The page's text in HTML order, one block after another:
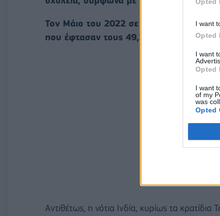
I want
Opted
I want
Opted
I want
of my
was
Opted
Τον Μάιο του 2022 σε κάποιες περιοχές
που έφτασαν τους 49,2 βαθμούς
Αντιθέτως, η νότια Ινδία, κυρίως τα